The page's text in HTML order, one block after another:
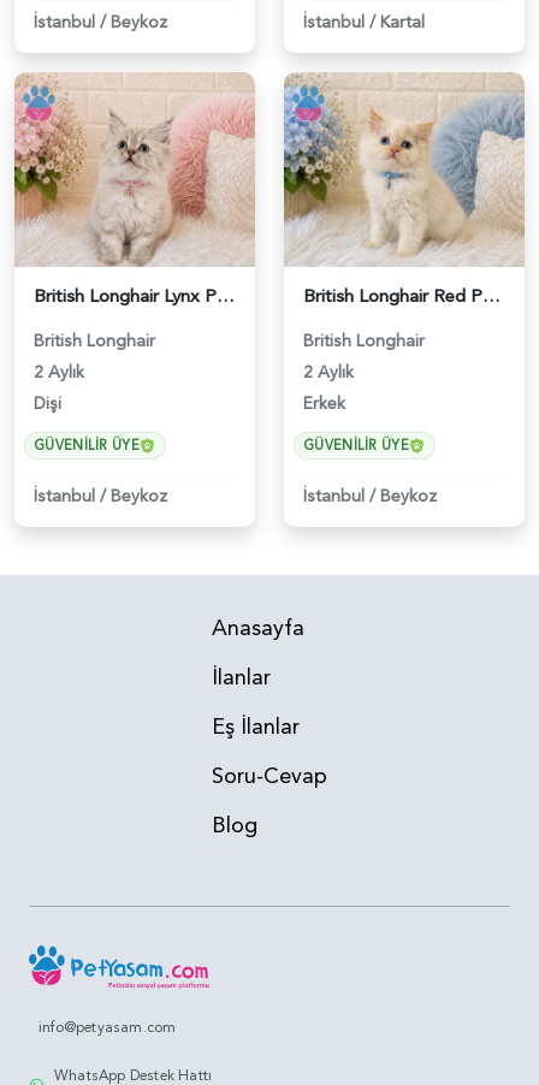
İstanbul /Beykoz İstanbul /Kartal
British Longhair Lynx Point Dişi Yavrumuz - 4468
British Longhair
2 Aylık
Dişi
GÜVENILIR ÜYE
İstanbul /Beykoz
British Longhair Red Point Erkek 2 Aylık - 4467
British Longhair
2 Aylık
Erkek
GÜVENILIR ÜYE
İstanbul /Beykoz
Anasayfa
İlanlar
Eş İlanlar
Soru-Cevap
Blog
info@petyasam.com
WhatsApp Destek Hattı